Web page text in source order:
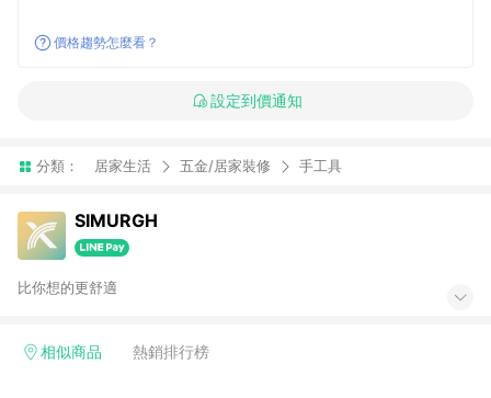
價格趨勢怎麼看？
設定到價通知
分類： 居家生活 五金/居家裝修 手工具
SIMURGH
比你想的更舒適
相似商品 熱銷排行榜